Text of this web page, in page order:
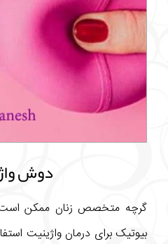
دوش
گرچه متخصص زنان ممکن است
بیوتیک برای درمان واژینیت